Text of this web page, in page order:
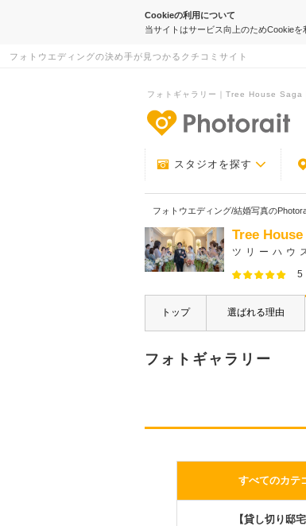
Cookieの利用について
当サイトはサービス向上のためCookie
フォトウエディングの決め手が見つかるクチコミサイト
フォトギャラリー｜Tree House Saga
スタジオを探す
フォトウエディング/結婚写真の
Tree House
ツリーハウ
5
トップ 選ばれる理由
フォトギャラリー
すべてのカテ
【貸し切り邸